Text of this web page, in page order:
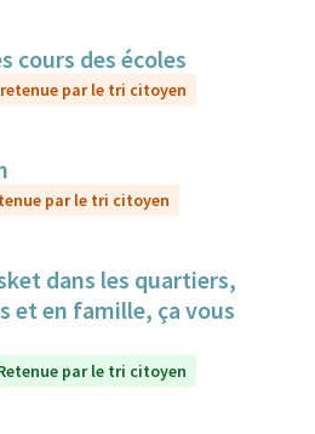
cours des écoles
par le tri citoyen
par le tri citoyen
dans les quartiers,
et en famille, ça vous
par le tri citoyen